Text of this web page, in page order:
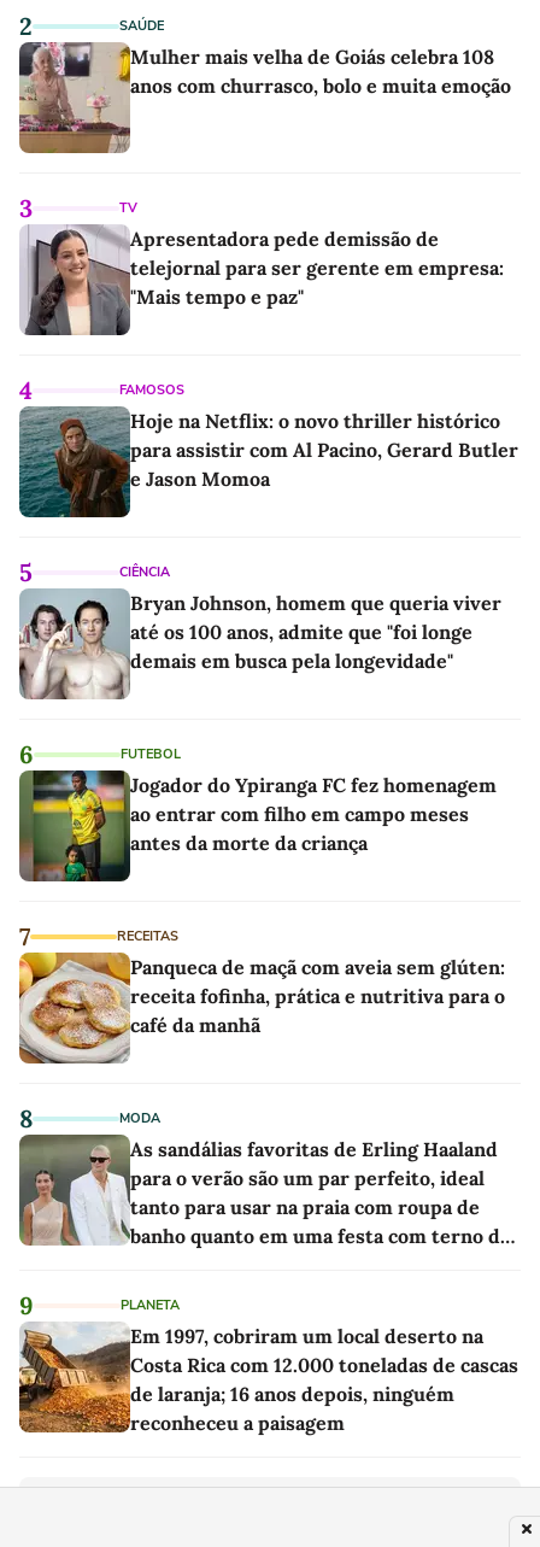
2 SAÚDE
Mulher mais velha de Goiás celebra 108
anos com churrasco, bolo e muita emoção
3 TV
Apresentadora pede demissão de
telejornal para ser gerente em empresa:
"Mais tempo e paz"
4 FAMOSOS
Hoje na Netflix: o novo thriller histórico
para assistir com Al Pacino, Gerard Butler
e Jason Momoa
5 CIÊNCIA
Bryan Johnson, homem que queria viver
até os 100 anos, admite que "foi longe
demais em busca pela longevidade"
6 FUTEBOL
Jogador do Ypiranga FC fez homenagem
ao entrar com filho em campo meses
antes da morte da criança
7 RECEITAS
Panqueca de maçã com aveia sem glúten:
receita fofinha, prática e nutritiva para o
café da manhã
8 MODA
As sandálias favoritas de Erling Haaland
para o verão são um par perfeito, ideal
tanto para usar na praia com roupa de
banho quanto em uma festa com terno de
9 PLANETA
Em 1997, cobriram um local deserto na
Costa Rica com 12.000 toneladas de cascas
de laranja; 16 anos depois, ninguém
reconheceu a paisagem